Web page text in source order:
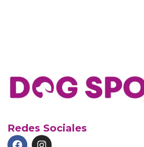
Redes Sociales